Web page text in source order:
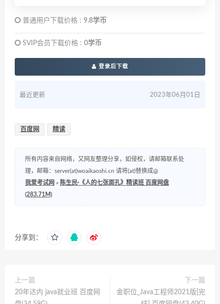
普通用户下载价格 : 9.8学币
SVIP会员下载价格 : 0学币
登录后下载
最近更新 2023年06月01日
百度网 精读
所有内容来自网络，又网友整理分享，如侵权，请邮箱联系处
理，邮箱：server(at)woaikaoshi.cn 请将(at)替换成@
我爱考试网 » 陈生民·《人的七张面孔》精读班 百度网盘
(283.71M)
分享到：
上一篇
20年达内 java就业班 百度网
下一篇
金职位_Java工程师2021版[完